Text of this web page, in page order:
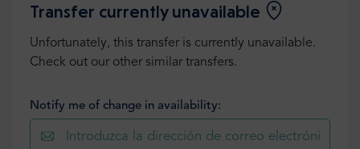
Transfer currently unavailable
Unfortunately, this transfer is currently unavailable.
Check out our other similar transfers.
Notify me of change in availability: